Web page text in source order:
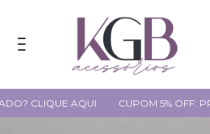
AQUI CUPOM 5% OFF: